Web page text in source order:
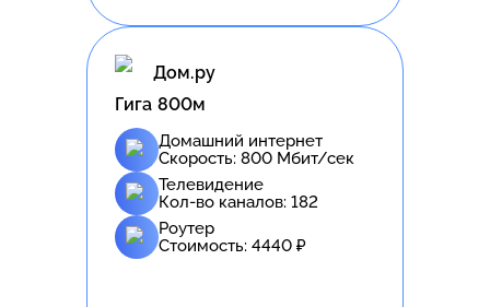
Дом.ру
Гига 800м
Домашний интернет
Скорость: 800 Мбит/сек
Телевидение
Кол-во каналов: 182
Роутер
Стоимость: 4440 ₽